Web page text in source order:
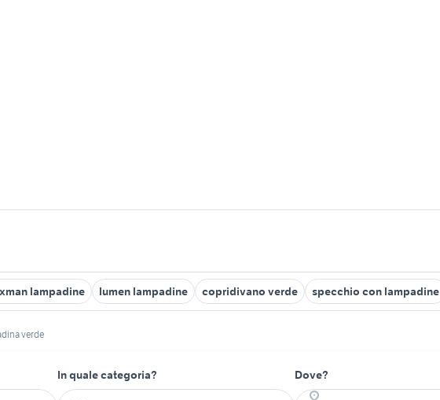
lampadine lumen lampadine copridivano verde specchio con lampadine
verde
In quale categoria? Dove?